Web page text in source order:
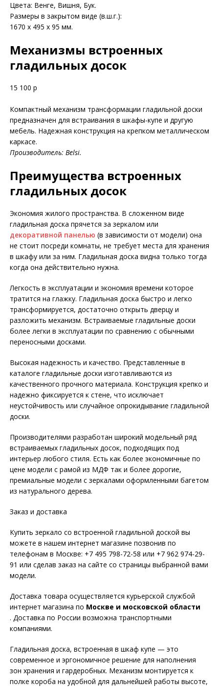
Цвета: Венге, Вишня, Бук.
Размеры в закрытом виде (в.ш.г.):
1670 х 495 х 95 мм.
Механизмы встроенных
гладильных досок
15 100 р
Компактный механизм трансформации гладильной доски
предназначен для встраивания в шкафы-купе и другую
мебель. Надежная конструкция на крепком металлическом
каркасе.
Производитель: Belsi.
Преимущества встроенных
гладильных досок
Экономия жилого пространства. В сложенном виде
гладильная доска прячется за зеркалом или
декоративной панелью (в зависимости от модели) она
не стоит посреди комнаты, не требует места для хранения
в шкафу или за ним. Гладильная доска видна только тогда
когда она действительно нужна.
Легкость в эксплуатации и экономия времени которое
тратится на глажку. Гладильная доска быстро и легко
трансформируется, достаточно открыть дверцу и
разложить механизм. Встраиваемые гладильные доски
более легки в эксплуатации по сравнению с обычными
переносными досками.
Высокая надежность и качество. Представленные в
каталоге гладильные доски изготавливаются из
качественного прочного материала. Конструкция крепко и
надежно фиксируется к стене, что исключает
неустойчивость или случайное опрокидывание гладильной
доски.
Производителями разработан широкий модельный ряд
встраиваемых гладильных досок, подходящих под
интерьер любого стиля. Есть как более экономичные по
цене модели с рамой из МДФ так и более дорогие,
премиальные модели с зеркалами оформленными багетом
из натурального дерева.
Заказ и доставка
Купить зеркало со встроенной гладильной доской вы
можете в нашем интернет магазине позвонив по
телефонам в Москве: +7 495 798-72-58 или +7 962 974-29-
91 или сделав заказ на сайте со страницы выбранной вами
модели.
Доставка товара осуществляется курьерской службой
интернет магазина по Москве и московской области
. Доставка по России возможна транспортными
компаниями.
Гладильная доска, встроенная в шкаф купе — это
современное и эргономичное решение для наполнения
зон хранения и гардеробных. Механизм монтируется к
полке короба на удобной для дальнейшей работы высоте,